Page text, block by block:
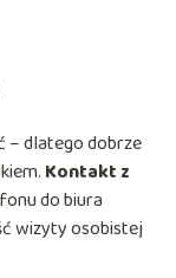
– dlatego dobrze
Kontakt z
do biura
wizyty osobistej